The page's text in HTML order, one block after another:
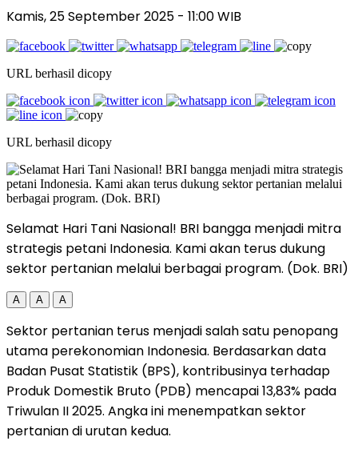
Kamis, 25 September 2025 - 11:00 WIB
URL berhasil dicopy
URL berhasil dicopy
Selamat Hari Tani Nasional! BRI bangga menjadi mitra
strategis petani Indonesia. Kami akan terus dukung
sektor pertanian melalui berbagai program. (Dok. BRI)
A A A
Sektor pertanian terus menjadi salah satu penopang
utama perekonomian Indonesia. Berdasarkan data
Badan Pusat Statistik (BPS), kontribusinya terhadap
Produk Domestik Bruto (PDB) mencapai 13,83% pada
Triwulan II 2025. Angka ini menempatkan sektor
pertanian di urutan kedua.